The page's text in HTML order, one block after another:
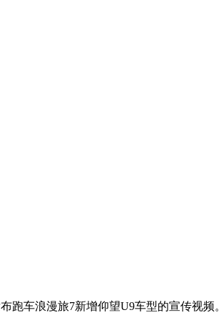
跑车浪漫旅7新增仰望U9车型的宣传视频。